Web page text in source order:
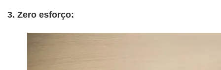
3. Zero esforço: